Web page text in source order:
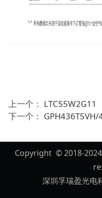
上一个： LTC55W2G11
下一个： GPH436T5VH/
Copyright © 2018-
深圳孚瑞盈光电